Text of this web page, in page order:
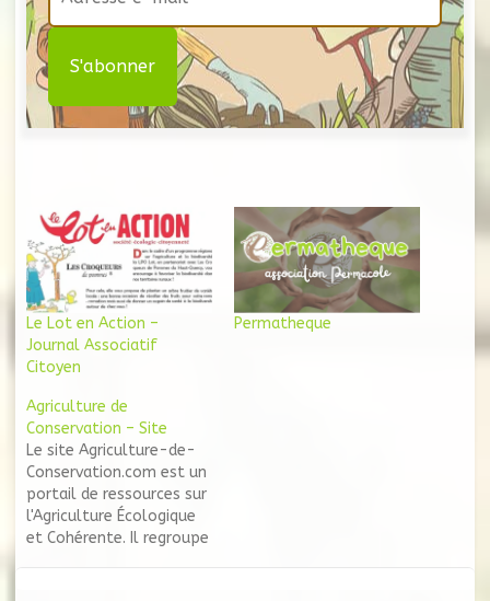
Le Lot en Action –
Journal Associatif
Citoyen
Permatheque
Agriculture de
Conservation – Site
Le site Agriculture-de-
Conservation.com est un
portail de ressources sur
l'Agriculture Écologique
et Cohérente. Il regroupe